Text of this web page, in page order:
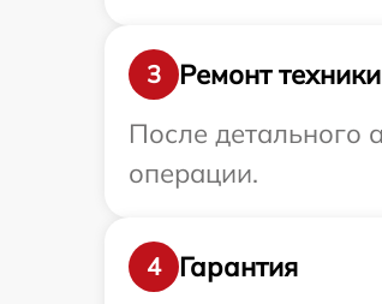
3
Ремонт техники
После детального
операции.
4
Гарантия